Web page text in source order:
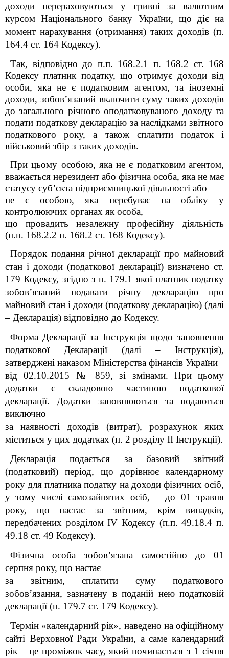
доходи перераховуються у гривні за валютним
курсом Національного банку України, що діє на
момент нарахування (отримання) таких доходів (п.
164.4 ст. 164 Кодексу).
Так, відповідно до п.п. 168.2.1 п. 168.2 ст. 168
Кодексу платник податку, що отримує доходи від
особи, яка не є податковим агентом, та іноземні
доходи, зобов’язаний включити суму таких доходів
до загального річного оподатковуваного доходу та
подати податкову декларацію за наслідками звітного
податкового року, а також сплатити податок і
військовий збір з таких доходів.
При цьому особою, яка не є податковим агентом,
вважається нерезидент або фізична особа, яка не має
статусу суб’єкта підприємницької діяльності або
не є особою, яка перебуває на обліку у
контролюючих органах як особа,
що провадить незалежну професійну діяльність
(п.п. 168.2.2 п. 168.2 ст. 168 Кодексу).
Порядок подання річної декларації про майновий
стан і доходи (податкової декларації) визначено ст.
179 Кодексу, згідно з п. 179.1 якої платник податку
зобов’язаний подавати річну декларацію про
майновий стан і доходи (податкову декларацію) (далі
– Декларація) відповідно до Кодексу.
Форма Декларації та Інструкція щодо заповнення
податкової Декларації (далі – Інструкція),
затверджені наказом Міністерства фінансів України
від 02.10.2015 № 859, зі змінами. При цьому
додатки є складовою частиною податкової
декларації. Додатки заповнюються та подаються
виключно
за наявності доходів (витрат), розрахунок яких
міститься у цих додатках (п. 2 розділу II Інструкції).
Декларація подається за базовий звітний
(податковий) період, що дорівнює календарному
року для платника податку на доходи фізичних осіб,
у тому числі самозайнятих осіб, – до 01 травня
року, що настає за звітним, крім випадків,
передбачених розділом IV Кодексу (п.п. 49.18.4 п.
49.18 ст. 49 Кодексу).
Фізична особа зобов’язана самостійно до 01
серпня року, що настає
за звітним, сплатити суму податкового
зобов’язання, зазначену в поданій нею податковій
декларації (п. 179.7 ст. 179 Кодексу).
Термін «календарний рік», наведено на офіційному
сайті Верховної Ради України, а саме календарний
рік – це проміжок часу, який починається з 1 січня